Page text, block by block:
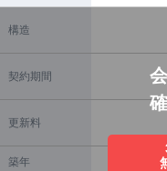
構造
契約期間
更新料
築年